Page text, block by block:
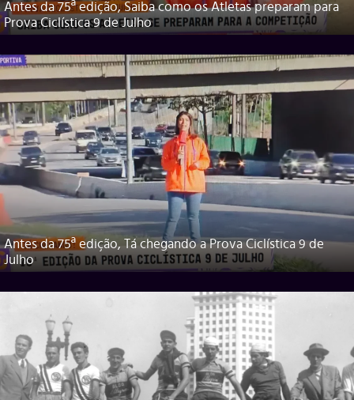
Antes da 75ª edição, Saiba como os Atletas preparam para
Prova Ciclística 9 de Julho
Antes da 75ª edição, Tá chegando a Prova Ciclística 9 de
Julho